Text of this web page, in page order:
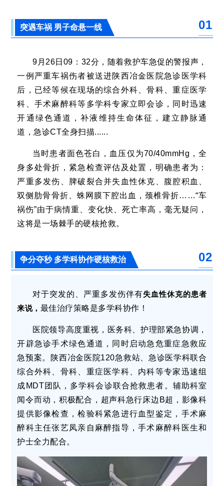
突遇车祸 男子命悬一线 01
9月26日09：32分，随着救护车急促的警报声，
一例严重车祸伤者被送进陕西冶金医院急诊医学科
后，已经等候在现场的综合外科、骨科、重症医学
科、手术麻醉科等多学科专家立即会诊，同时迅速
开通绿色通道，补液维持生命体征，建立静脉通
道，急诊CT全身扫描......
当时患者面色苍白， 血压仅为70/40mmHg，全
身多处骨折， 紧急检查评估及处置，明确患者为 ：
严重多发伤、脾破裂合并失血性休克、 腹腔积血、
双侧肋骨骨折、蛛网膜下腔出血，颈椎骨折……“车
祸伤”由于病情重、变化快、死亡率高，毫无疑问，
这将是一场棘手的硬核抢救。
争分夺秒 多学科协作硬核救治 02
对于突发的、严重多发伤伴有失血性休克的患者
来说， 最佳治疗策略是多学科协作！
医院领导高度重视，医务科、护理部紧急协调，
开辟急诊手术绿色通道，同时启动急危重症急救应
急预案。陕西冶金医院120急救站、急诊医学科联合
综合外科、骨科、重症医学科、内科等专家迅速组
成MDT团队，多学科会诊联合抢救患者。辅助科室
闻令而动，积极配合，超声科急行床边B超，影像科
提供影像检查，检验科紧急进行血型鉴定，手术麻
醉科主任张艺凤亲自麻醉指导，手术麻醉科医生和
护士全力配合。